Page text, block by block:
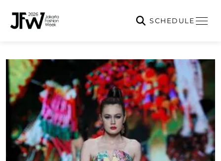
SCHEDULE